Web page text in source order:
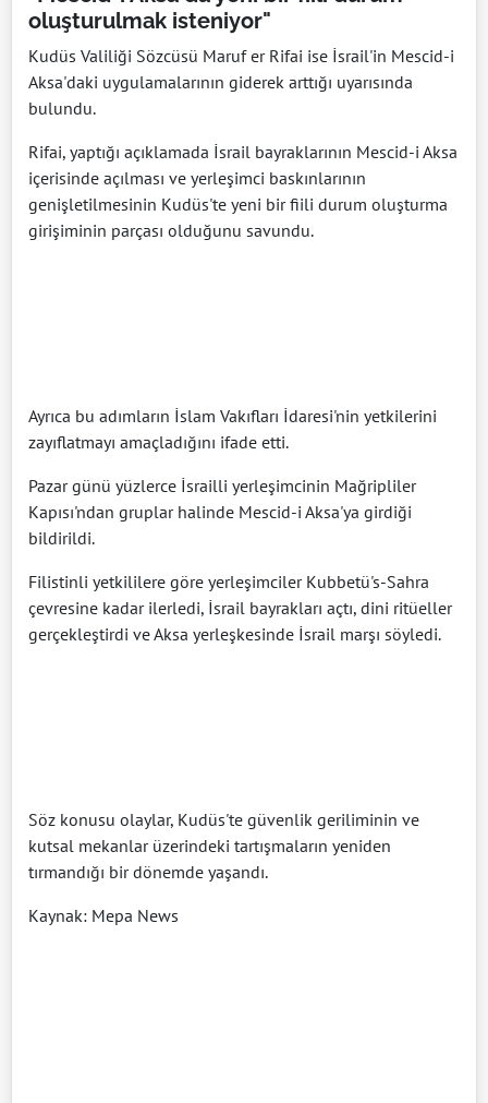
oluşturulmak isteniyor"
Kudüs Valiliği Sözcüsü Maruf er Rifai ise İsrail'in Mescid-i
Aksa'daki uygulamalarının giderek arttığı uyarısında
bulundu.
Rifai, yaptığı açıklamada İsrail bayraklarının Mescid-i Aksa
içerisinde açılması ve yerleşimci baskınlarının
genişletilmesinin Kudüs'te yeni bir fiili durum oluşturma
girişiminin parçası olduğunu savundu.
Ayrıca bu adımların İslam Vakıfları İdaresi'nin yetkilerini
zayıflatmayı amaçladığını ifade etti.
Pazar günü yüzlerce İsrailli yerleşimcinin Mağripliler
Kapısı'ndan gruplar halinde Mescid-i Aksa'ya girdiği
bildirildi.
Filistinli yetkililere göre yerleşimciler Kubbetü's-Sahra
çevresine kadar ilerledi, İsrail bayrakları açtı, dini ritüeller
gerçekleştirdi ve Aksa yerleşkesinde İsrail marşı söyledi.
Söz konusu olaylar, Kudüs'te güvenlik geriliminin ve
kutsal mekanlar üzerindeki tartışmaların yeniden
tırmandığı bir dönemde yaşandı.
Kaynak: Mepa News